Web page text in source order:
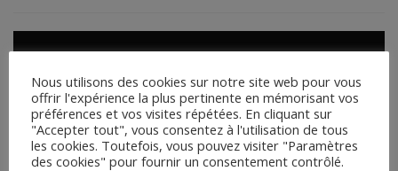
Nous utilisons des cookies sur notre site web pour vous
offrir l'expérience la plus pertinente en mémorisant vos
préférences et vos visites répétées. En cliquant sur
"Accepter tout", vous consentez à l'utilisation de tous
les cookies. Toutefois, vous pouvez visiter "Paramètres
des cookies" pour fournir un consentement contrôlé.